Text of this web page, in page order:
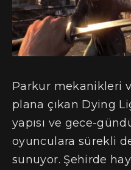
Parkur mekanikleri
plana çıkan Dying
yapısı ve gece-
oyunculara sürekli
sunuyor. Şehirde